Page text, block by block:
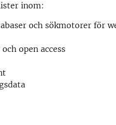
inom:
och sökmotorer för
open access